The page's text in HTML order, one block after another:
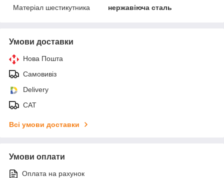
Матеріал шестикутника
нержавіюча сталь
Умови доставки
Нова Пошта
Самовивіз
Delivery
САТ
Всі умови доставки
Умови оплати
Оплата на рахунок